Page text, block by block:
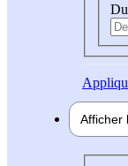
Afficher